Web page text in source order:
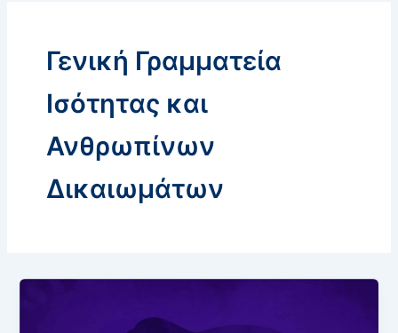
Γενική Γραμματεία
Ισότητας και
Ανθρωπίνων
Δικαιωμάτων